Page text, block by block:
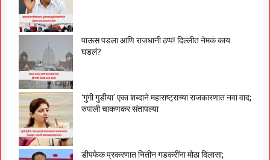
पाऊस पडला आणि राजधानी ठप्प! दिल्लीत नेमकं काय
घडलं?
‘गुंगी गुडीया’ एका शब्दाने महाराष्ट्राच्या राजकारणात नवा वाद;
रुपाली चाकणकर संतापल्या
डीपफेक प्रकरणात नितीन गडकरींना मोठा दिलासा;